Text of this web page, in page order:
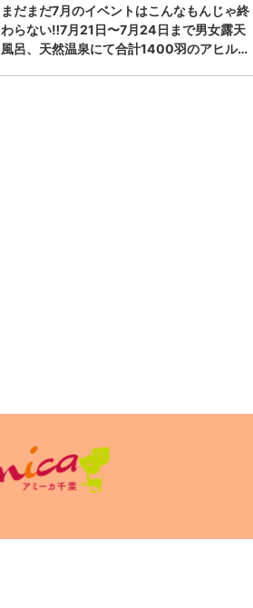
まだまだ7月のイベントはこんなもんじゃ終
わらない‼️7月21日〜7月24日まで男女露天
風呂、天然温泉にて合計1400羽のアヒル…